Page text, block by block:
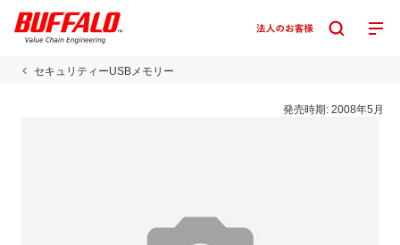
セキュリティーUSBメモリー
発売時期:2008年5月